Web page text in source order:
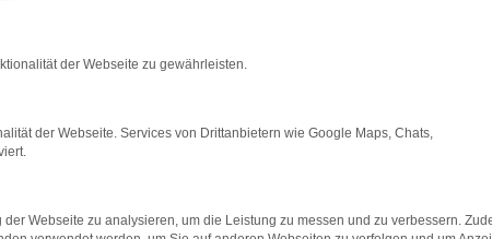
der Webseite zu gewährleisten.
der Webseite. Services von Drittanbietern wie Google Maps, Chats,
Webseite zu analysieren, um die Leistung zu messen und zu verbessern.